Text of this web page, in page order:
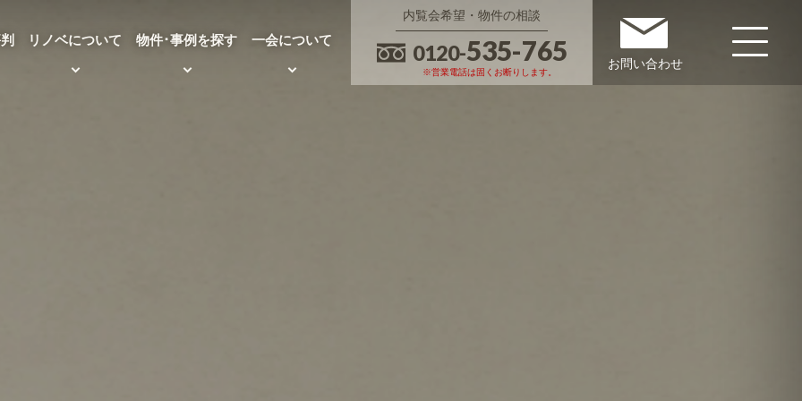
リノベについて 物件･事例を探す 一会について
内覧会希望・物件の相談
0120-535-765
※営業電話は固くお断りします。
お問い合わせ